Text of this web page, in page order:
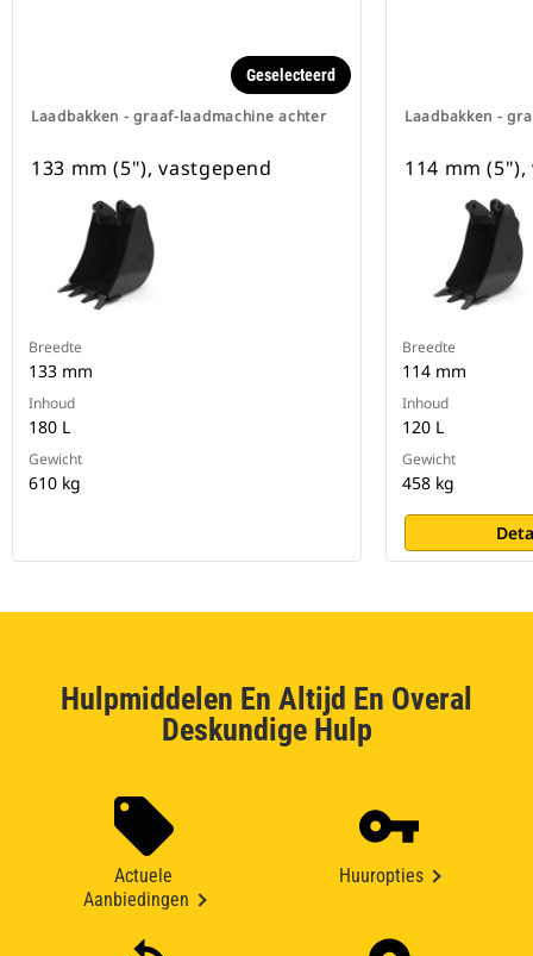
Laadbakken - graaf-laadmachine achter
Geselecteerd
133 mm (5"), vastgepend
Breedte
133 mm
Inhoud
180 L
Gewicht
610 kg
Laadbakken -
114 mm
Breedte
114 mm
Inhoud
120 L
Gewicht
458 kg
Hulpmiddelen En Altijd En Overal
Deskundige Hulp
Actuele
Aanbiedingen
Huuropties